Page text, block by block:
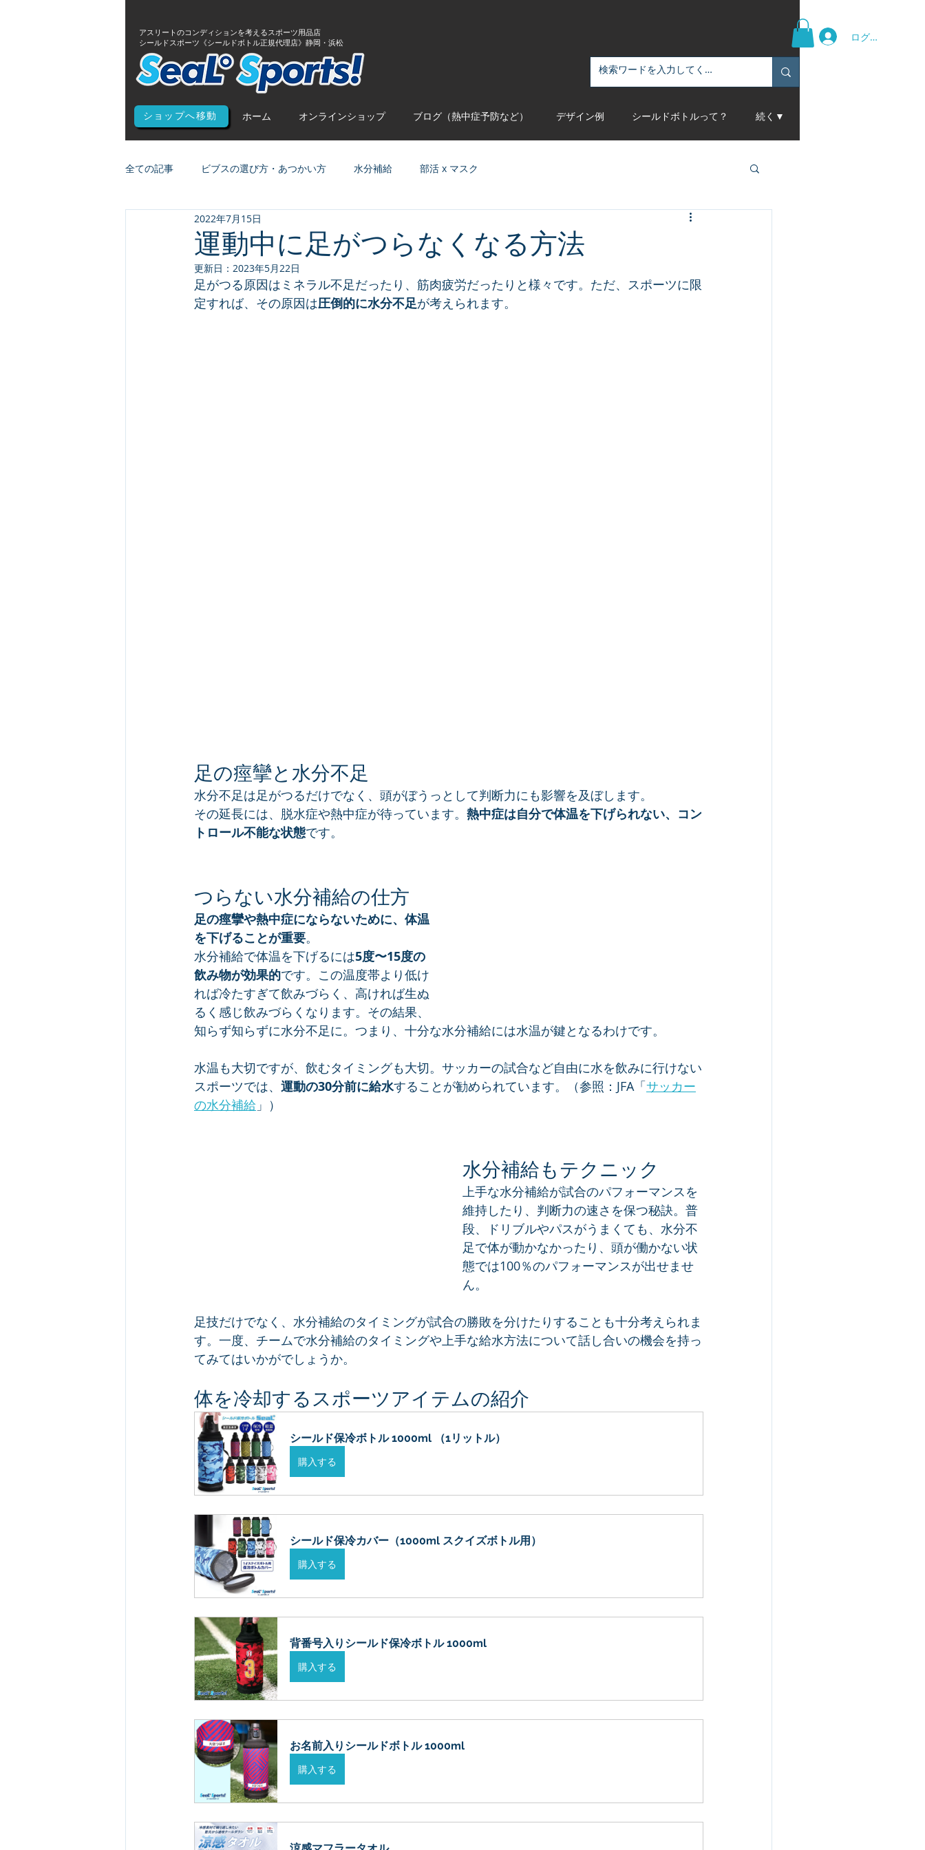
ログイン
アスリートのコンディションを考えるスポーツ用品店
シールドスポーツ《シールドボトル正規代理店》静岡・浜松
ショップへ移動 ホーム オンラインショップ ブログ（熱中症予防など） デザイン例 シールドボトルって？ 続く▼
全ての記事 ビブスの選び方・あつかい方 水分補給 部活 x マスク
運動中に足がつらなくなる方法
2022年7月15日
更新日： 2023年5月22日
足がつる原因はミネラル不足だったり、筋肉疲労だったりと様々です。ただ、スポーツに限
定すれば、その原因は圧倒的に水分不足が考えられます。
足の痙攣と水分不足
水分不足は足がつるだけでなく、頭がぼうっとして判断力にも影響を及ぼします。
その延長には、脱水症や熱中症が待っています。 熱中症は自分で体温を下げられない、コン
トロール不能な状態です。
つらない水分補給の仕方
足の痙攣や熱中症にならないために、体温
を下げることが重要。
水分補給で体温を下げるには5度〜15度の
飲み物が効果的です。この温度帯より低け
れば冷たすぎて飲みづらく、高ければ生ぬ
るく感じ飲みづらくなります。その結果、
知らず知らずに水分不足に。つまり、十分な水分補給には水温が鍵となるわけです。
水温も大切ですが、飲むタイミングも大切。サッカーの試合など自由に水を飲みに行けない
スポーツでは、 運動の30分前に給水することが勧められています。（参照：JFA「サッカー
の水分補給 」）
水分補給もテクニック
上手な水分補給が試合のパフォーマンスを
維持したり、判断力の速さを保つ秘訣。普
段、ドリブルやパスがうまくても、水分不
足で体が動かなかったり、頭が働かない状
態では100％のパフォーマンスが出せませ
ん。
足技だけでなく、水分補給のタイミングが試合の勝敗を分けたりすることも十分考えられま
す。一度、チームで水分補給のタイミングや上手な給水方法について話し合いの機会を持っ
てみてはいかがでしょうか。
体を冷却するスポーツアイテムの紹介
シールド保冷ボトル 1000ml （1リットル）
購入する
シールド保冷カバー（1000ml スクイズボトル用）
購入する
背番号入りシールド保冷ボトル 1000ml
購入する
お名前入りシールドボトル 1000ml
購入する